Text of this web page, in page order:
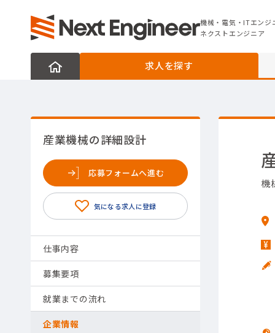
機械・電気・ITエンジニアの転職なら
機械・電気・ITエンジ
ネクストエンジニア
求人を探す
産業機械の詳細設計
応募フォームへ進む
仕事内容
募集要項
就業までの流れ
企業情報
機